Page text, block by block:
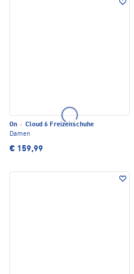
On · Cloud 6 Freizeitschuhe
Damen
€ 159,99